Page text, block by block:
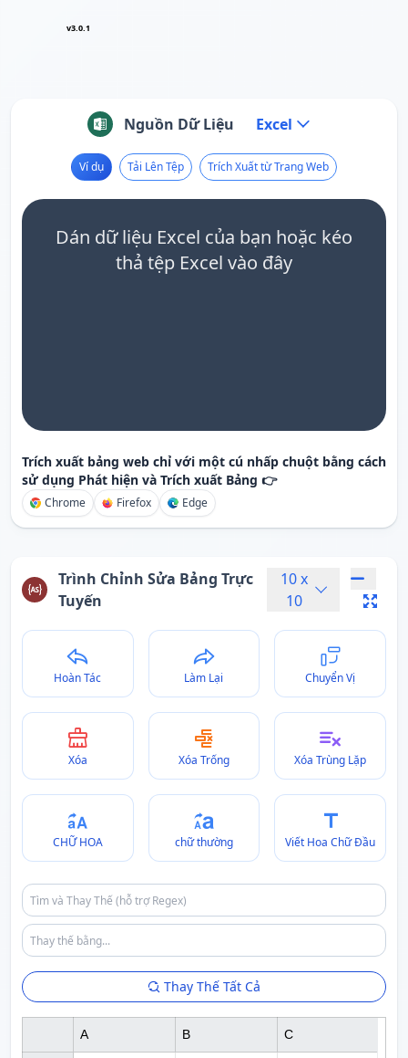
v3.0.1
Nguồn Dữ Liệu Excel
Ví dụ Tải Lên Tệp Trích Xuất từ Trang Web
Dán dữ liệu Excel của bạn hoặc kéo
thả tệp Excel vào đây
Trích xuất bảng web chỉ với một cú nhấp chuột bằng cách
sử dụng Phát hiện và Trích xuất Bảng 👉
Chrome Firefox Edge
Trình Chỉnh Sửa Bảng Trực
Tuyến
10x
10
Hoàn Tác Làm Lại Chuyển Vị
Xóa Xóa Trống Xóa Trùng Lặp
CHỮ HOA chữ thường Viết Hoa Chữ Đầu
Thay Thế Tất Cả
A B C